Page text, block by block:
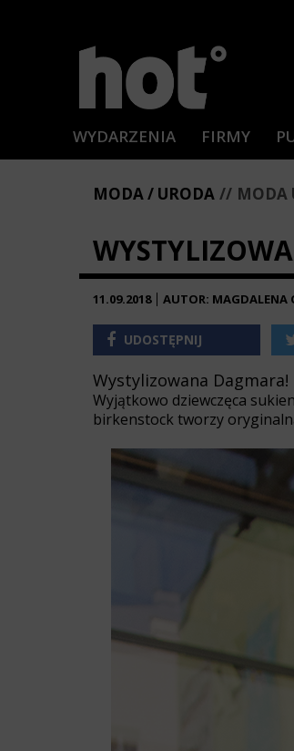
WYDARZENIA FIRMY
MODA / URODA MODA
11.09.2018 AUTOR: MAGDALENA
UDOSTĘPNIJ
Wystylizowana Dagmara!
Wyjątkowo dziewczęca
birkenstock tworzy